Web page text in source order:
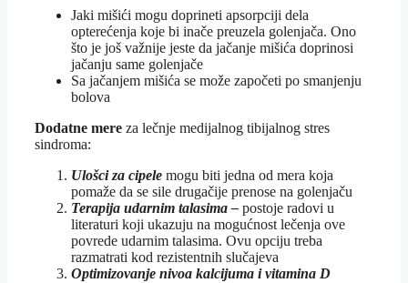
Jaki mišići mogu doprineti apsorpciji dela
opterećenja koje bi inače preuzela golenjača. Ono
što je još važnije jeste da jačanje mišića doprinosi
jačanju same golenjače
Sa jačanjem mišića se može započeti po smanjenju
bolova
Dodatne mere za lečnje medijalnog tibijalnog stres
sindroma:
Ulošci za cipele mogu biti jedna od mera koja
pomaže da se sile drugačije prenose na golenjaču
Terapija udarnim talasima – postoje radovi u
literaturi koji ukazuju na mogućnost lečenja ove
povrede udarnim talasima. Ovu opciju treba
razmatrati kod rezistentnih slučajeva
Optimizovanje nivoa kalcijuma i vitamina D